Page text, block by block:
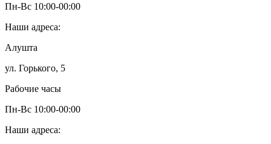
Пн-Вс 10:00-00:00
Наши адреса:
Алушта
ул. Горького, 5
Рабочие часы
Пн-Вс 10:00-00:00
Наши адреса: